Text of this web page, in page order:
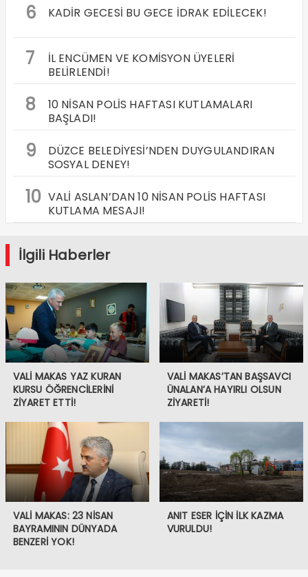
6 KADİR GECESİ BU GECE İDRAK EDİLECEK!
7
İL ENCÜMEN VE KOMİSYON ÜYELERİ
BELİRLENDİ!
8
10 NİSAN POLİS HAFTASI KUTLAMALARI
BAŞLADI!
9
DÜZCE BELEDİYESİ’NDEN DUYGULANDIRAN
SOSYAL DENEY!
10 VALİ ASLAN’DAN 10 NİSAN POLİS HAFTASI
KUTLAMA MESAJI!
İlgili Haberler
VALİ MAKAS YAZ KURAN
KURSU ÖĞRENCİLERİNİ
ZİYARET ETTİ!
VALİ MAKAS’TAN BAŞSAVCI
ÜNALAN’A HAYIRLI OLSUN
ZİYARETİ!
VALİ MAKAS: 23 NİSAN
BAYRAMININ DÜNYADA
BENZERİ YOK!
ANIT ESER İÇİN İLK KAZMA
VURULDU!